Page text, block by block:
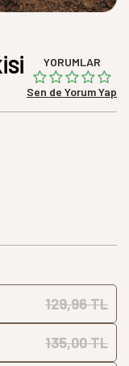
YORUMLAR
Sen de Yorum Yap
129,96 TL
135,00 TL